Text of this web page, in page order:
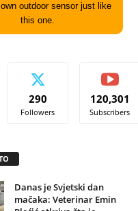
outdoor sensor just like
this one.
290
Followers
120,301
Subscribers
Danas je Svjetski dan
mačaka: Veterinar Emin